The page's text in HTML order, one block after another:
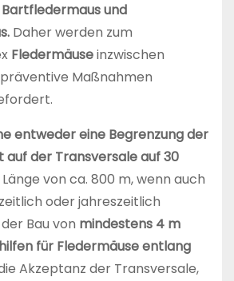
Bartfledermaus und
Daher werden zum
Fledermäuseinzwischen
Maßnahmen
entweder eine Begrenzung der
auf der Transversale auf 30
von ca. 800 m, wenn auch
oder jahreszeitlich
Bau von mindestens 4 m
für Fledermäuse entlang
Akzeptanz der Transversale,